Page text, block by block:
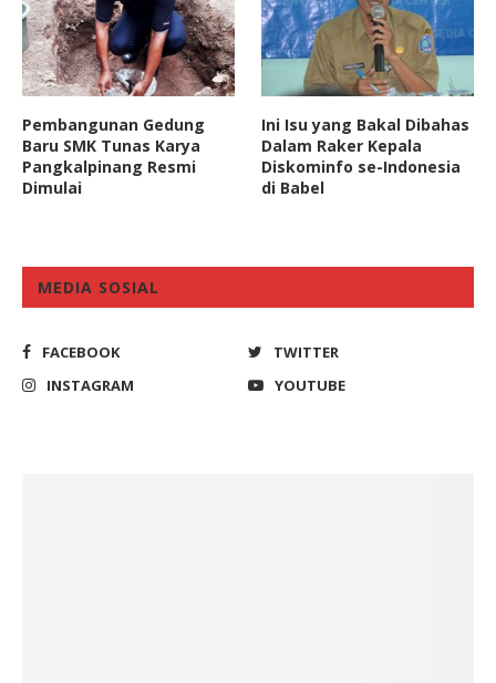
Pembangunan Gedung
Baru SMK Tunas Karya
Pangkalpinang Resmi
Dimulai
Ini Isu yang Bakal Dibahas
Dalam Raker Kepala
Diskominfo se-Indonesia
di Babel
MEDIA SOSIAL
FACEBOOK
TWITTER
INSTAGRAM
YOUTUBE